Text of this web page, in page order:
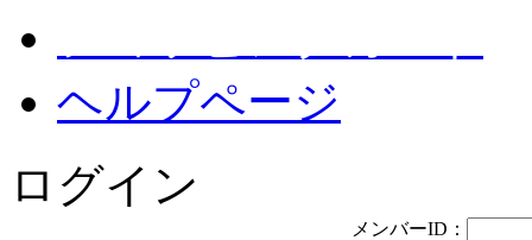
ヘルプページ
ログイン
メンバーID：